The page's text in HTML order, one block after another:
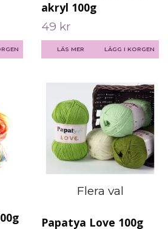
akryl 100g
49 kr
LÄS MER LÄGG I KORGEN
Flera val
Papatya Love 100g